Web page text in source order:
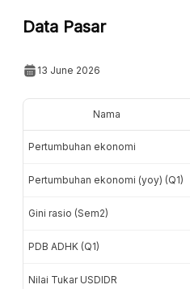
Data Pasar
13 June 2026
Nama
Pertumbuhan ekonomi
Pertumbuhan ekonomi (yoy) (Q1)
Gini rasio (Sem2)
PDB ADHK (Q1)
Nilai Tukar USDIDR